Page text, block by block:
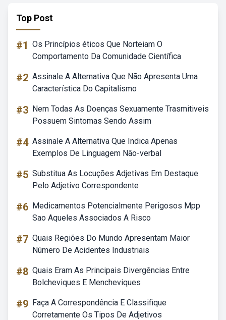
Top Post
#1 Os Princípios éticos Que Norteiam O
Comportamento Da Comunidade Científica
#2 Assinale A Alternativa Que Não Apresenta Uma
Característica Do Capitalismo
#3 Nem Todas As Doenças Sexuamente Trasmitiveis
Possuem Sintomas Sendo Assim
#4 Assinale A Alternativa Que Indica Apenas
Exemplos De Linguagem Não-verbal
#5 Substitua As Locuções Adjetivas Em Destaque
Pelo Adjetivo Correspondente
#6 Medicamentos Potencialmente Perigosos Mpp
Sao Aqueles Associados A Risco
#7 Quais Regiões Do Mundo Apresentam Maior
Número De Acidentes Industriais
#8 Quais Eram As Principais Divergências Entre
Bolcheviques E Mencheviques
#9 Faça A Correspondência E Classifique
Corretamente Os Tipos De Adjetivos